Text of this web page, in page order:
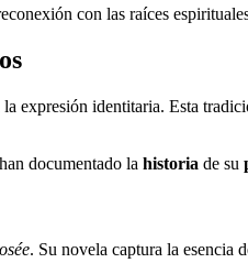
con las raíces
expresión identitaria. Esta
documentado la historia de su
. Su novela captura la esencia